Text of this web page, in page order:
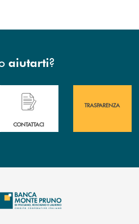
aiutarti?
delle&nbsp; filiali&nbsp; di Banca
Hai bisogno di assistenza immediata?
CONTATTACI
TRASPARENZA